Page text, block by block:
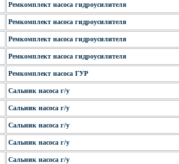
Ремкомплект насоса гидроусилителя
Ремкомплект насоса гидроусилителя
Ремкомплект насоса гидроусилителя
Ремкомплект насоса гидроусилителя
Ремкомплект насоса ГУР
Сальник насоса г/у
Сальник насоса г/у
Сальник насоса г/у
Сальник насоса г/у
Сальник насоса г/у